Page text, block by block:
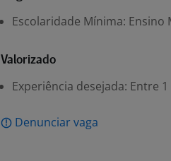
Escolaridade Mínima: Ensino
Valorizado
Experiência desejada: Entre 1
Denunciar vaga